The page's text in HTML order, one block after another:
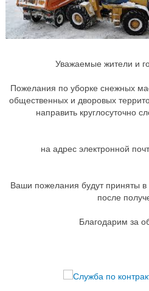
Уважаемые жители и
Пожелания по уборке снежных
общественных и дворовых
направить круглосуточно
на адрес электронной
Ваши пожелания будут приняты в
после
Благодарим за